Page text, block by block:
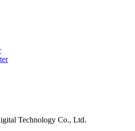
Technology Co., Ltd.